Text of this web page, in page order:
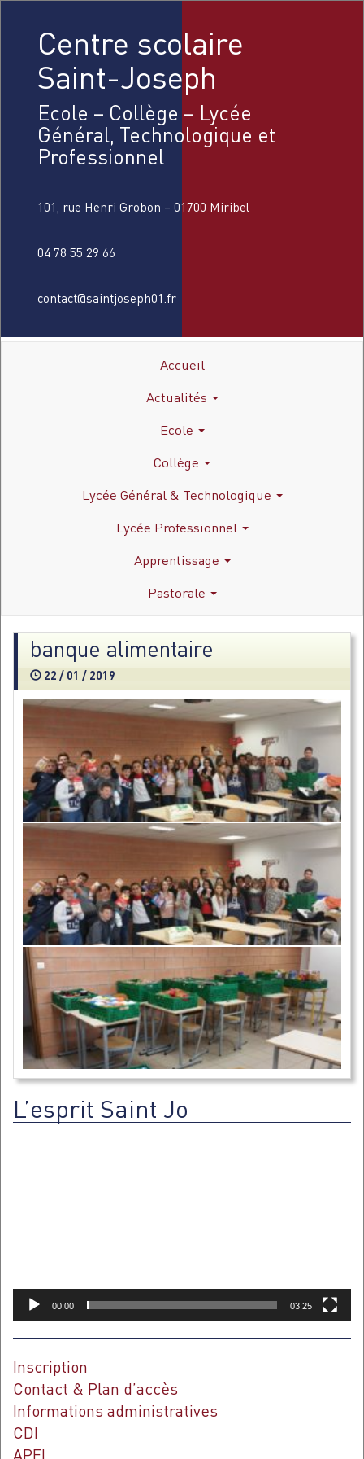
Centre scolaire
Saint-Joseph
Ecole – Collège – Lycée
Général, Technologique et
Professionnel
101, rue Henri Grobon – 01700 Miribel
04 78 55 29 66
contact@saintjoseph01.fr
Accueil
Actualités
Ecole
Collège
Lycée Général & Technologique
Lycée Professionnel
Apprentissage
Pastorale
banque alimentaire
22 / 01 / 2019
L’esprit Saint Jo
00:00 03:25
Inscription
Contact & Plan d’accès
Informations administratives
CDI
APEL